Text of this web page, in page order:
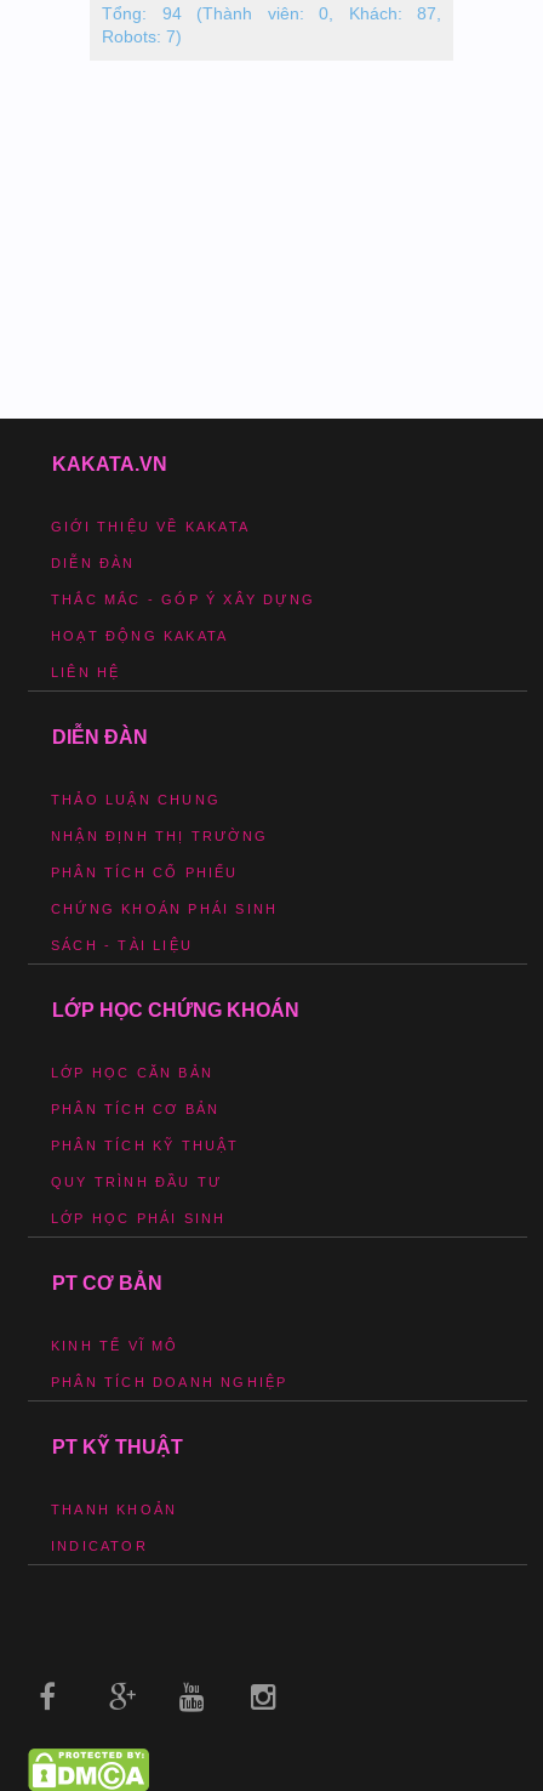
Tổng: 94 (Thành viên: 0, Khách: 87,
Robots: 7)
KAKATA.VN
GIỚI THIỆU VỀ KAKATA
DIỄN ĐÀN
THẮC MẮC - GÓP Ý XÂY DỰNG
HOẠT ĐỘNG KAKATA
LIÊN HỆ
DIỄN ĐÀN
THẢO LUẬN CHUNG
NHẬN ĐỊNH THỊ TRƯỜNG
PHÂN TÍCH CỔ PHIẾU
CHỨNG KHOÁN PHÁI SINH
SÁCH - TÀI LIỆU
LỚP HỌC CHỨNG KHOÁN
LỚP HỌC CĂN BẢN
PHÂN TÍCH CƠ BẢN
PHÂN TÍCH KỸ THUẬT
QUY TRÌNH ĐẦU TƯ
LỚP HỌC PHÁI SINH
PT CƠ BẢN
KINH TẾ VĨ MÔ
PHÂN TÍCH DOANH NGHIỆP
PT KỸ THUẬT
THANH KHOẢN
INDICATOR